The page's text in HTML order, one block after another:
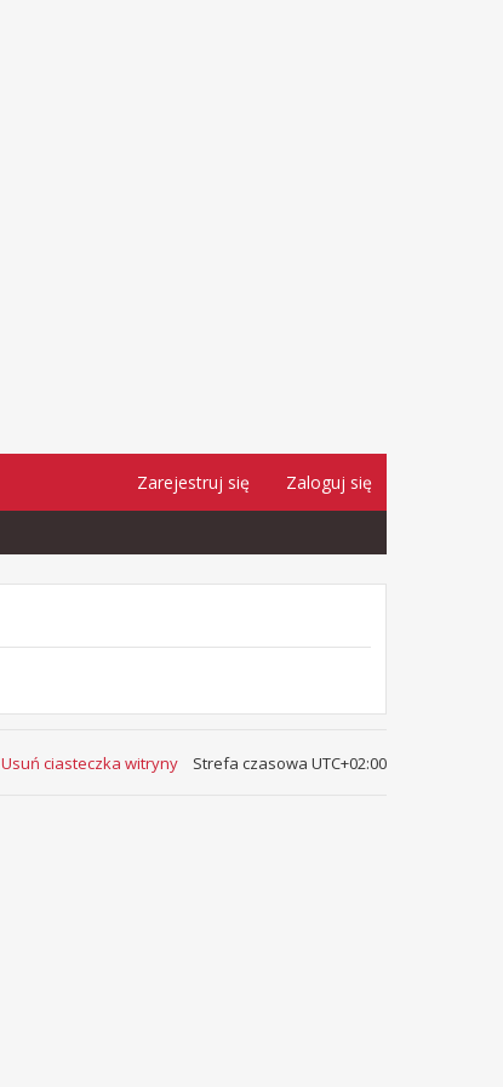
Zaloguj się
Zarejestruj się
Strefa czasowa UTC+02:00
Usuń ciasteczka witryny